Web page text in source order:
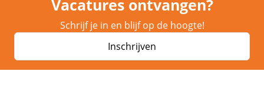
Vacatures ontvangen?
Schrijf je in en blijf op de hoogte!
Inschrijven